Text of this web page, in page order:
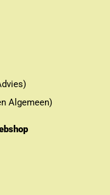
Algemeen)